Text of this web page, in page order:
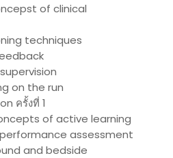
of clinical
techniques
on the run
ครั้งที่ 1
of active learning
performance assessment
and bedside